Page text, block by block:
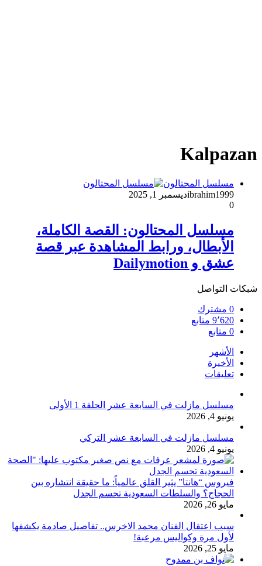
Kalpazan
مسلسل المحتالون
ibrahim1999ديسمبر 1, 2025
0
مسلسل المحتالون: القصة الكاملة،
الأبطال، ورابط المشاهدة عبر قصة
عشق و Dailymotion
شبكات التواصل
0 مشترك
9٬620 متابع
0 متابع
الأشهر
الأخيرة
تعليقات
مسلسل مازلت في السابعة عشر الحلقة 1 الأولى
يونيو 4, 2026
مسلسل مازلت في السابعة عشر التركي
يونيو 4, 2026
فيروس “هانتا” يثير القلق عالمياً: ما حقيقة انتشاره بين
الحجاج؟ والسلطات السعودية تحسم الجدل
مايو 26, 2026
سبب اعتقال الفنان محمد الاخرس.. تفاصيل صادمة يكشفها
لأول مرة وكواليس مرعبة!
مايو 25, 2026